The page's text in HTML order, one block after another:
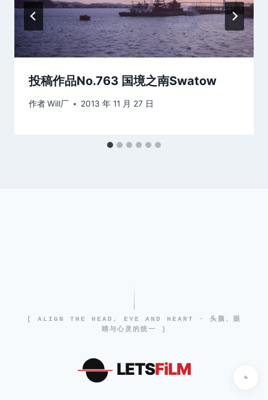
投稿作品No.763 国境之南Swatow
作者Will厂 2013 年 11 月 27 日
[ ALIGN THE HEAD, EYE AND HEART · 头脑、眼
睛与心灵的统一 ]
LETSFiLM